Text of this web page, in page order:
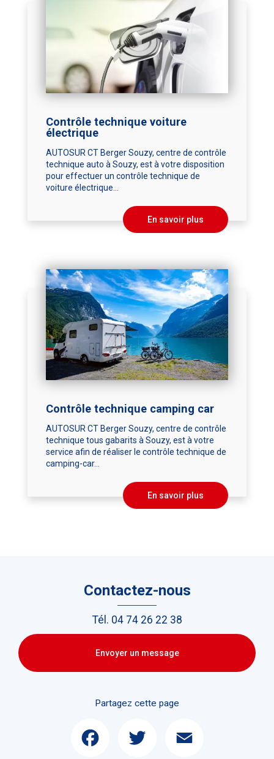
Contrôle technique voiture
électrique
AUTOSUR CT Berger Souzy, centre de contrôle
technique auto à Souzy, est à votre disposition
pour effectuer un contrôle technique de
voiture électrique...
En savoir plus
Contrôle technique camping car
AUTOSUR CT Berger Souzy, centre de contrôle
technique tous gabarits à Souzy, est à votre
service afin de réaliser le contrôle technique de
camping-car...
En savoir plus
Contactez-nous
Tél. 04 74 26 22 38
Envoyer un message
Partagez cette page